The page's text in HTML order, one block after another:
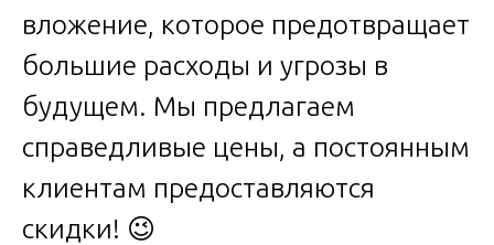
вложение, которое предотвращает
большие расходы и угрозы в
будущем. Мы предлагаем
справедливые цены, а постоянным
клиентам предоставляются
скидки! 😉